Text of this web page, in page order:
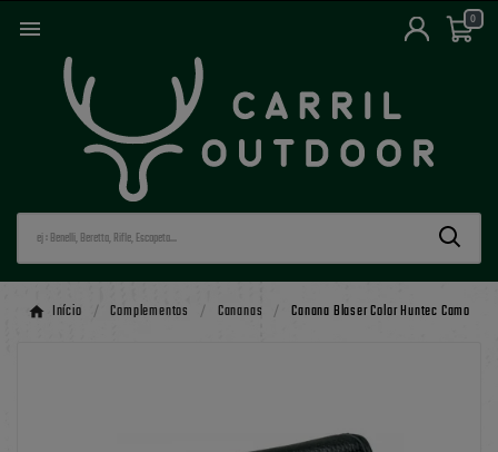
 0
Início Complementos Cananas Canana Blaser Color Huntec Camo